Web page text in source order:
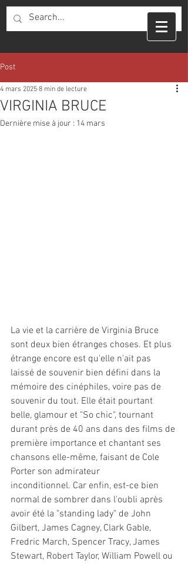
Post
VIRGINIA BRUCE
4 mars 2025 8 min de lecture
Dernière mise à jour : 14 mars
La vie et la carrière de Virginia Bruce
sont deux bien étranges choses. Et plus
étrange encore est qu'elle n'ait pas
laissé de souvenir bien défini dans la
mémoire des cinéphiles, voire pas de
souvenir du tout. Elle était pourtant
belle, glamour et "So chic", tournant
durant près de 40 ans dans des films de
première importance et chantant ses
chansons elle-même, faisant de Cole
Porter son admirateur
inconditionnel. Car enfin, est-ce bien
normal de sombrer dans l'oubli après
avoir été la "standing lady" de John
Gilbert, James Cagney, Clark Gable,
Fredric March, Spencer Tracy, James
Stewart, Robert Taylor, William Powell ou